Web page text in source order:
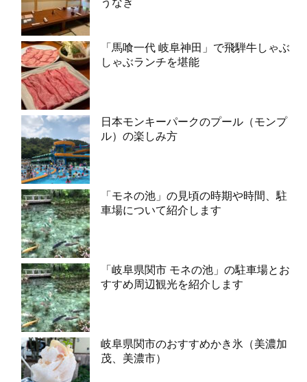
うなぎ
「馬喰一代 岐阜神田」で飛騨牛しゃぶ
しゃぶランチを堪能
日本モンキーパークのプール（モンプ
ル）の楽しみ方
「モネの池」の見頃の時期や時間、駐
車場について紹介します
「岐阜県関市 モネの池」の駐車場とお
すすめ周辺観光を紹介します
岐阜県関市のおすすめかき氷（美濃加
茂、美濃市）